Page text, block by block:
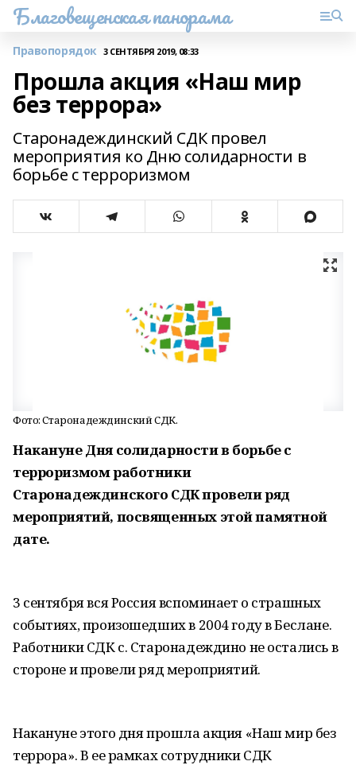
Благовещенская панорама
Правопорядок 3 СЕНТЯБРЯ 2019, 08:33
Прошла акция «Наш мир
без террора»
Старонадеждинский СДК провел
мероприятия ко Дню солидарности в
борьбе с терроризмом
Фото: Старонадеждинский СДК.
Накануне Дня солидарности в борьбе с
терроризмом работники
Старонадеждинского СДК провели ряд
мероприятий, посвященных этой памятной
дате.
3 сентября вся Россия вспоминает о страшных
событиях, произошедших в 2004 году в Беслане.
Работники СДК с. Старонадеждино не остались в
стороне и провели ряд мероприятий.
Накануне этого дня прошла акция «Наш мир без
террора». В ее рамках сотрудники СДК